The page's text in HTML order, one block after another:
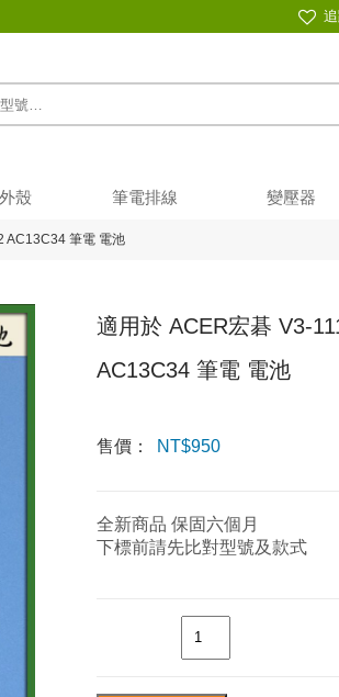
殼 筆電排線 變壓器
AC13C34 筆電 電池
適用於 ACER宏碁 V3-
AC13C34 筆電 電池
售價： NT$950
全新商品 保固六個月
下標前請先比對型號及款式